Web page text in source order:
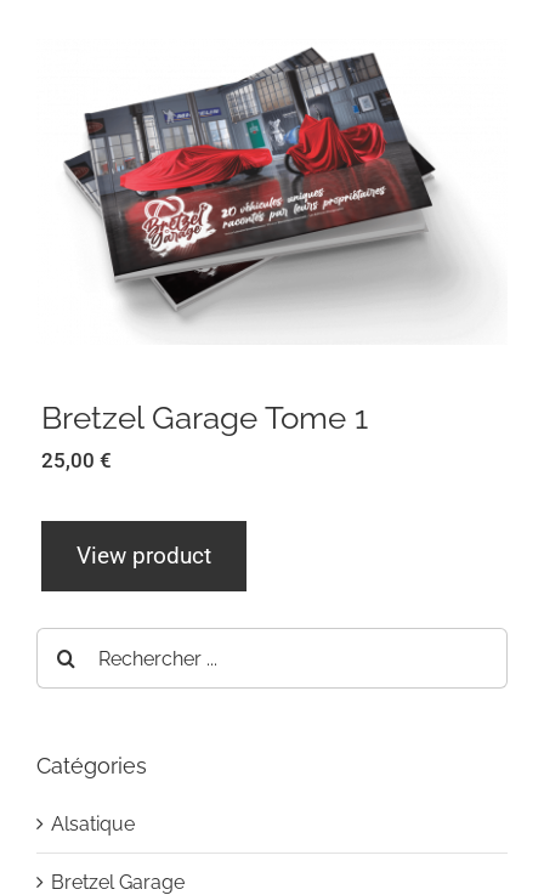
Bretzel Garage Tome 1
Bretzel Garage Tome 1
25,00€
View product
Catégories
Alsatique
Bretzel Garage